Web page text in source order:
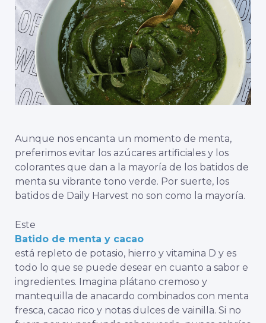
Aunque nos encanta un momento de menta,
preferimos evitar los azúcares artificiales y los
colorantes que dan a la mayoría de los batidos de
menta su vibrante tono verde. Por suerte, los
batidos de Daily Harvest no son como la mayoría.
Este
Batido de menta y cacao
está repleto de potasio, hierro y vitamina D y es
todo lo que se puede desear en cuanto a sabor e
ingredientes. Imagina plátano cremoso y
mantequilla de anacardo combinados con menta
fresca, cacao rico y notas dulces de vainilla. Si no